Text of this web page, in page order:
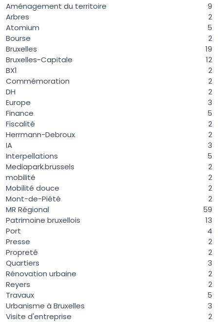
Aménagement du territoire
9
Arbres
2
Atomium
5
Bourse
2
Bruxelles
19
Bruxelles-Capitale
12
BX1
2
Commémoration
2
DH
2
Europe
3
Finance
5
Fiscalité
2
Herrmann-Debroux
2
IA
3
Interpellations
5
Mediapark.brussels
2
mobilité
2
Mobilité douce
2
Mont-de-Piété
2
MR Régional
59
Patrimoine bruxellois
13
Port
4
Presse
2
Propreté
2
Quartiers
3
Rénovation urbaine
2
Reyers
2
Travaux
5
Urbanisme à Bruxelles
3
Visite d'entreprise
2